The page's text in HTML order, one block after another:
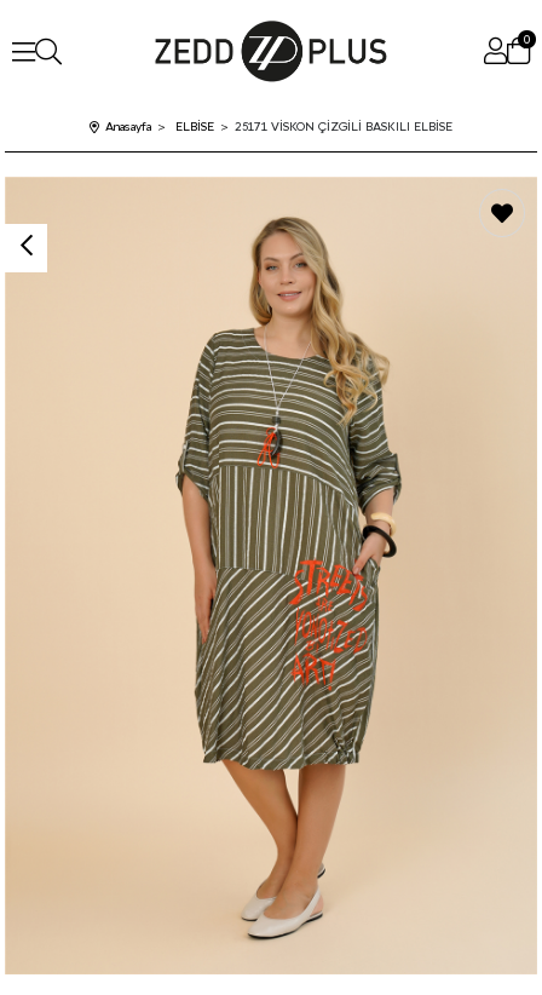
0
Anasayfa ELBİSE 25171 VİSKON ÇİZGİLİ BASKILI ELBİSE